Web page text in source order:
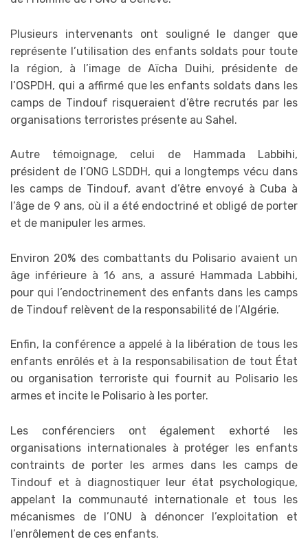
Plusieurs intervenants ont souligné le danger que
représente l’utilisation des enfants soldats pour toute
la région, à l’image de Aïcha Duihi, présidente de
l’OSPDH, qui a affirmé que les enfants soldats dans les
camps de Tindouf risqueraient d’être recrutés par les
organisations terroristes présente au Sahel.
Autre témoignage, celui de Hammada Labbihi,
président de l’ONG LSDDH, qui a longtemps vécu dans
les camps de Tindouf, avant d’être envoyé à Cuba à
l’âge de 9 ans, où il a été endoctriné et obligé de porter
et de manipuler les armes.
Environ 20% des combattants du Polisario avaient un
âge inférieure à 16 ans, a assuré Hammada Labbihi,
pour qui l’endoctrinement des enfants dans les camps
de Tindouf relèvent de la responsabilité de l’Algérie.
Enfin, la conférence a appelé à la libération de tous les
enfants enrôlés et à la responsabilisation de tout État
ou organisation terroriste qui fournit au Polisario les
armes et incite le Polisario à les porter.
Les conférenciers ont également exhorté les
organisations internationales à protéger les enfants
contraints de porter les armes dans les camps de
Tindouf et à diagnostiquer leur état psychologique,
appelant la communauté internationale et tous les
mécanismes de l’ONU à dénoncer l’exploitation et
l’enrôlement de ces enfants.